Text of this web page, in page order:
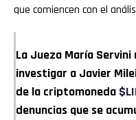
que comiencen con el
La Jueza María
investigar a Javier
de la criptomoneda
denuncias que se